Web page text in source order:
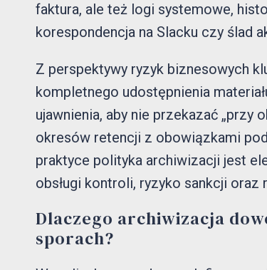
faktura, ale też logi systemowe,
korespondencja na Slacku czy ślad
Z perspektywy ryzyk biznesowych
kompletnego udostępnienia
ujawnienia, aby nie przekazać „przy
okresów retencji z obowiązkami
praktyce polityka archiwizacji jest
obsługi kontroli, ryzyko sankcji oraz
Dlaczego archiwizacja
sporach?